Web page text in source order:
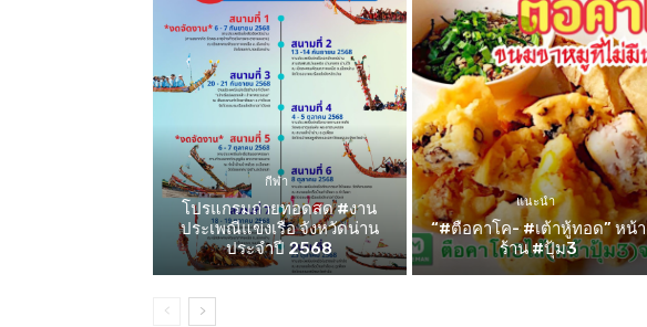
กีฬา
โปรแกรมถ่ายทอดสด #งาน
ประเพณีแข่งเรือ จังหวัดน่าน
ประจำปี 2568
แนะนำ
“#ตือคาโค- #เต้าหู้ทอด” หน้า
ร้าน #ปุ้ม3